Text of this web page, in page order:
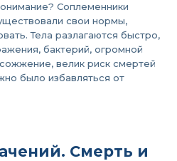
Соплеменники
свои нормы,
Тела разлагаются быстро,
бактерий, огромной
велик риск смертей
было избавляться от
Смерть и